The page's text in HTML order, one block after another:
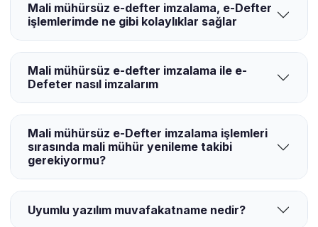
Mali mühürsüz e-defter imzalama, e-Defter
işlemlerimde ne gibi kolaylıklar sağlar
Mali mühürsüz e-defter imzalama ile e-
Defeter nasıl imzalarım
Mali mühürsüz e-Defter imzalama işlemleri
sırasında mali mühür yenileme takibi
gerekiyormu?
Uyumlu yazılım muvafakatname nedir?